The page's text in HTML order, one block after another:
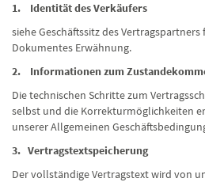
1. Identität des Verkäufers
siehe Geschäftssitz des Vertragspartners
Dokumentes Erwähnung.
2. Informationen zum
Die technischen Schritte zum
selbst und die Korrekturmöglichkeiten
unserer Allgemeinen
3. Vertragstextspeicherung
Der vollständige Vertragstext wird von